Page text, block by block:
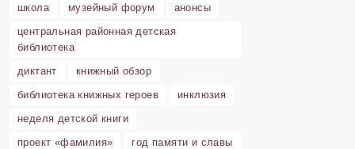
школа
музейный форум
анонсы
центральная районная детская
библиотека
диктант
книжный обзор
библиотека книжных героев
инклюзия
неделя детской книги
проект «фамилия»
год памяти и славы